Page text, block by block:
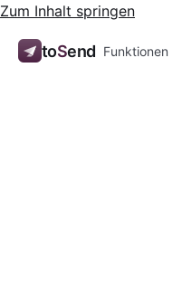
Zum Inhalt springen
toSend Funktionen